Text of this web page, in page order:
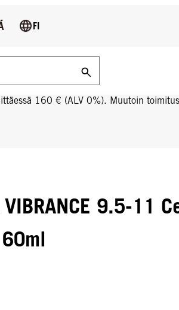
160 € (ALV 0%). Muutoin
FI
VIBRANCE 9.5-11